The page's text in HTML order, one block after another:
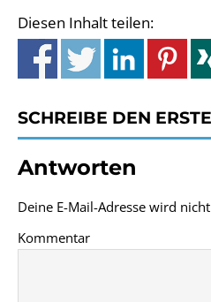
Diesen Inhalt teilen:
SCHREIBE DEN
Antworten
Deine E-Mail-Adresse wird
Kommentar